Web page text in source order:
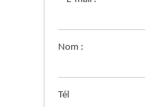
Nom :
Tél